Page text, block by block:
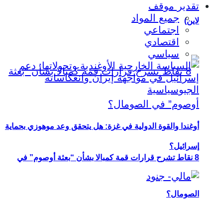
لاين)
8 نقاط تشرح قرارات قمة كمبالا بشأن “بعثة أوصوم” في
الصومال؟
تقدير موقف
جميع المواد
اجتماعي
اقتصادي
سياسي
أوغندا والقوة الدولية في غزة: هل يتحقق وعد موهوزي بحماية
إسرائيل؟